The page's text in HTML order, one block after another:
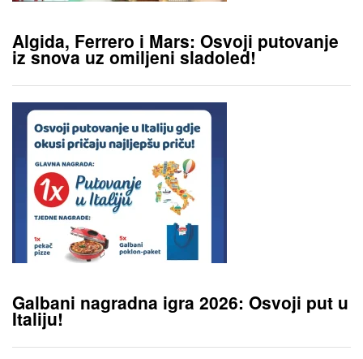
Algida, Ferrero i Mars: Osvoji putovanje
iz snova uz omiljeni sladoled!
Galbani nagradna igra 2026: Osvoji put u
Italiju!